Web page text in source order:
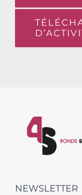
NEWSLETTER